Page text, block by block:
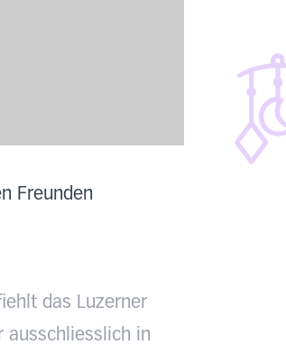
Freunden
das Luzerner
ausschliesslich in